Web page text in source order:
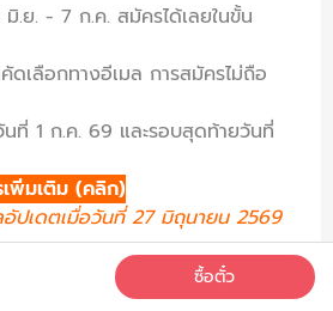
ซื้อตั๋ว
ย. - 7 ก.ค. สมัครได้เลยในขั้น
ดเลือกทางอีเมล การสมัครไม่ถือ
.ค. 69 และรอบสุดท้ายวันที่
พิ่มเติม (คลิก)
เดตเมื่อวันที่ 27 มิถุนายน 2569
ค. แล้วอยากสมัคร Matching ได้